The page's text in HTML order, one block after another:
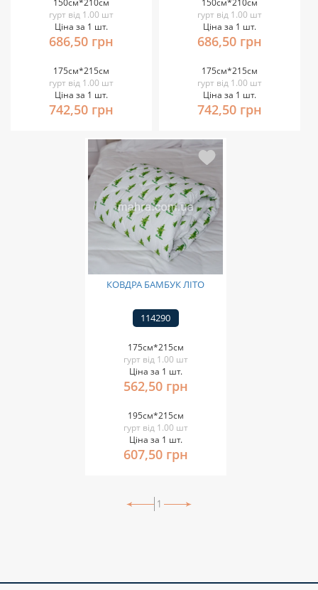
150см*210см
гурт від 1.00 шт
Ціна за 1 шт.
686,50 грн
175см*215см
гурт від 1.00 шт
Ціна за 1 шт.
742,50 грн
150см*210см
гурт від 1.00 шт
Ціна за 1 шт.
686,50 грн
175см*215см
гурт від 1.00 шт
Ціна за 1 шт.
742,50 грн
КОВДРА БАМБУК ЛІТО
114290
175см*215см
гурт від 1.00 шт
Ціна за 1 шт.
562,50 грн
195см*215см
гурт від 1.00 шт
Ціна за 1 шт.
607,50 грн
1